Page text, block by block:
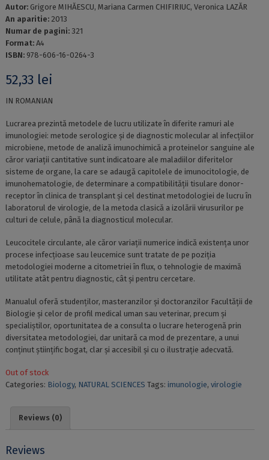
Autor: Grigore MIHĂESCU, Mariana Carmen CHIFIRIUC, Veronica LAZĂR
An aparitie: 2013
Numar de pagini: 321
Format: A4
ISBN: 978-606-16-0264-3
52,33 lei
IN ROMANIAN
Lucrarea prezintă metodele de lucru utilizate în diferite ramuri ale
imunologiei: metode serologice și de diagnostic molecular al infecțiilor
microbiene, metode de analiză imunochimică a proteinelor sanguine ale
căror variații cantitative sunt indicatoare ale maladiilor diferitelor
sisteme de organe, la care se adaugă capitolele de imunocitologie, de
imunohematologie, de determinare a compatibilității tisulare donor-
receptor în clinica de transplant și cel destinat metodologiei de lucru în
laboratorul de virologie, de la metoda clasică a izolării virusurilor pe
culturi de celule, până la diagnosticul molecular.
Leucocitele circulante, ale căror variații numerice indică existența unor
procese infecțioase sau leucemice sunt tratate de pe poziția
metodologiei moderne a citometriei în flux, o tehnologie de maximă
utilitate atât pentru diagnostic, cât și pentru cercetare.
Manualul oferă studenților, masteranzilor și doctoranzilor Facultății de
Biologie și celor de profil medical uman sau veterinar, precum și
specialiștilor, oportunitatea de a consulta o lucrare heterogenă prin
diversitatea metodologiei, dar unitară ca mod de prezentare, a unui
conținut științific bogat, clar și accesibil și cu o ilustrație adecvată.
Out of stock
Categories: Biology, NATURAL SCIENCES Tags: imunologie, virologie
Reviews (0)
Reviews